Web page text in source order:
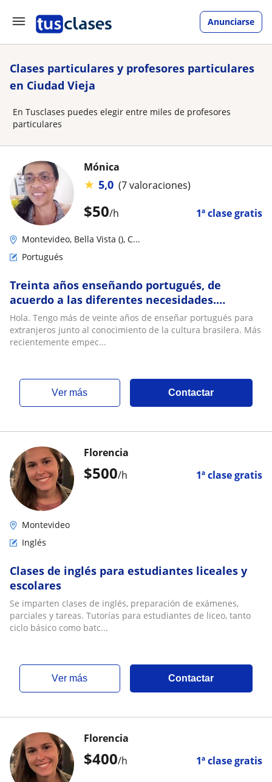
Anunciarse
Clases particulares y profesores particulares
en Ciudad Vieja
En Tusclases puedes elegir entre miles de profesores
particulares
$50/h 1ª clase gratis
Mónica
★ 5,0 (7 valoraciones)
Montevideo, Bella Vista (), C...
Portugués
Treinta años enseñando portugués, de
acuerdo a las diferentes necesidades.
Gramática, conversación, preparación
examenes. Online
Hola. Tengo más de veinte años de enseñar portugués para
extranjeros junto al conocimiento de la cultura brasilera. Más
recientemente empec...
ver más Contactar
$500/h 1ª clase gratis
Florencia
Montevideo
Inglés
Clases de inglés para estudiantes liceales y
escolares
Se imparten clases de inglés, preparación de exámenes,
parciales y tareas. Tutorías para estudiantes de liceo, tanto
ciclo básico como batc...
ver más Contactar
$400/h 1ª clase gratis
Florencia